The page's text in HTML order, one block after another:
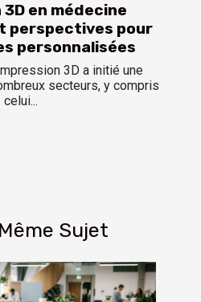
en médecine
perspectives pour
personnalisées
3D a initié une
secteurs, y compris
celui...
Sujet